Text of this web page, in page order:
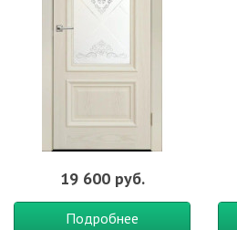
19 600 руб.
Подробнее